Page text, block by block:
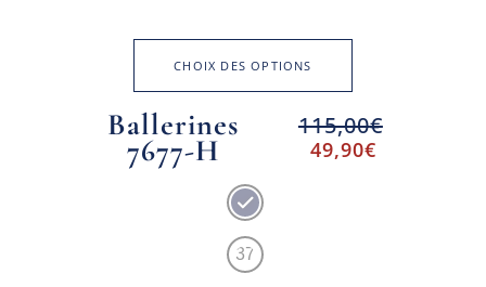
CHOIX DES OPTIONS
Ballerines
7677-H
115,00€
49,90€
37